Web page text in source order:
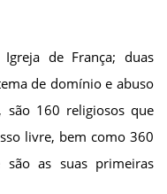
de França; duas
de domínio e abuso
são 160 religiosos que
livre, bem como 360
são as suas primeiras